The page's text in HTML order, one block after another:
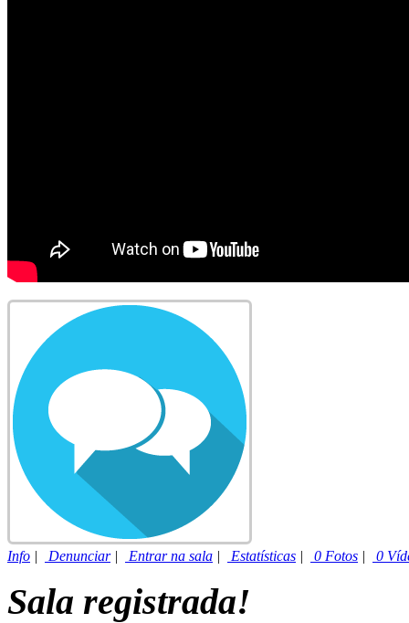
Info | Denunciar| Entrar na sala | Estatísticas | 0 Fotos | 0
Sala registrada!